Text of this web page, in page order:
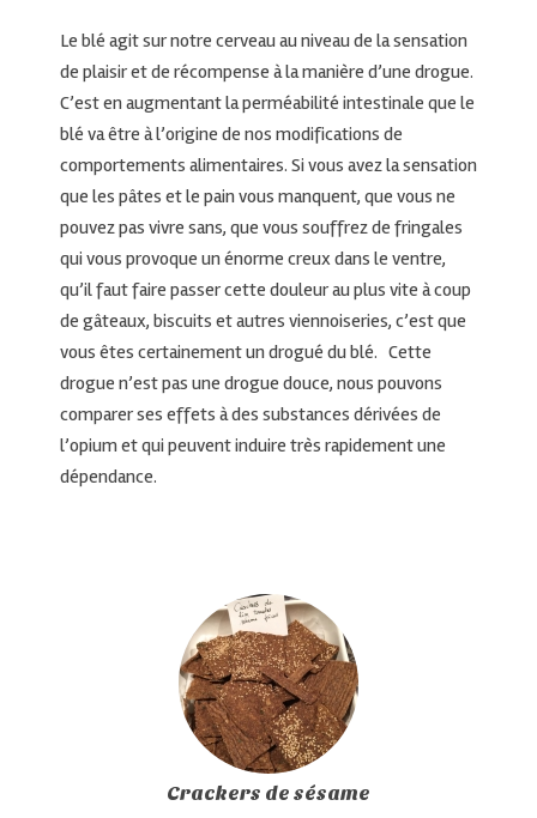
Le blé agit sur notre cerveau au niveau de la sensation
de plaisir et de récompense à la manière d’une drogue.
C’est en augmentant la perméabilité intestinale que le
blé va être à l’origine de nos modifications de
comportements alimentaires. Si vous avez la sensation
que les pâtes et le pain vous manquent, que vous ne
pouvez pas vivre sans, que vous souffrez de fringales
qui vous provoque un énorme creux dans le ventre,
qu’il faut faire passer cette douleur au plus vite à coup
de gâteaux, biscuits et autres viennoiseries, c’est que
vous êtes certainement un drogué du blé. Cette
drogue n’est pas une drogue douce, nous pouvons
comparer ses effets à des substances dérivées de
l’opium et qui peuvent induire très rapidement une
dépendance.
Crackers de sésame